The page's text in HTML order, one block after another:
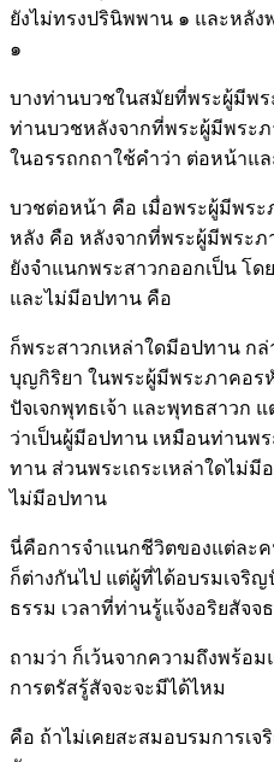
ยังไม่ทรงปรินิพพาน ๑ และหลั
๑
บางท่านบวชในสมัยที่พระผู้มีพ
ท่านบวชหลังจากที่พระผู้มีพระ
ในอรรถกถาใช้คำว่า ต่อหน้าแ
บวชต่อหน้า คือ เมื่อพระผู้มีพร
หลัง คือ หลังจากที่พระผู้มีพระ
ยังจำแนกพระสาวกออกเป็น โ
และไม่มีอปทาน คือ
ก็พระสาวกเหล่าใดมีอปทาน ก
บุญกิริยา ในพระผู้มีพระภาคอร
ปัจเจกพุทธเจ้า และพุทธสาวก
ว่าเป็นผู้มีอปทาน เหมือนท่านพ
ทาน ส่วนพระเถระเหล่าใดไม่มี
ไม่มีอปทาน
นี่คือการจำแนกชีวิตของแต่ละ
ก็ต่างกันไป แต่ผู้ที่ได้อบรมเจริ
ธรรม เวลาที่ท่านรู้แจ้งอริยสัจจ
ถามว่า ก็เว้นจากความถึงพร้อ
การตรัสรู้สัจจะจะมีได้ไหม
คือ ถ้าไม่เคยสะสมอบรมการเ